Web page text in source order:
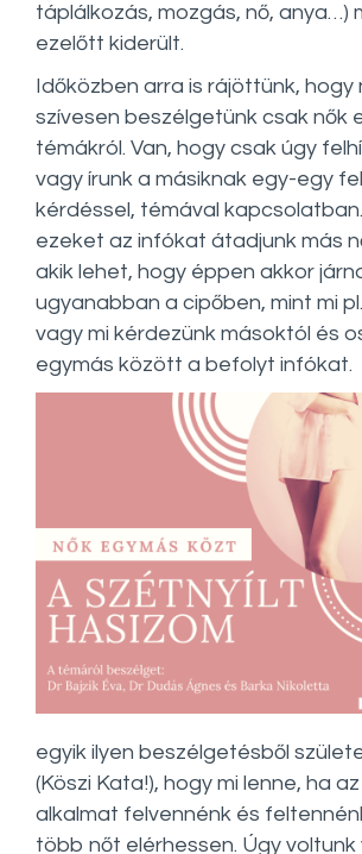
táplálkozás, mozgás, nő, anya…)
ezelőtt kiderült.
Időközben arra is rájöttünk, hogy
szívesen beszélgetünk csak nők
témákról. Van, hogy csak úgy
vagy írunk a másiknak egy-egy
kérdéssel, témával
ezeket az infókat átadjunk más
akik lehet, hogy éppen akkor
ugyanabban a cipőben, mint mi
vagy mi kérdezünk másoktól és
egymás között a befolyt infókat.
egyik ilyen beszélgetésből
(Köszi Kata!), hogy mi lenne, ha
alkalmat felvennénk és
több nőt elérhessen. Úgy voltunk